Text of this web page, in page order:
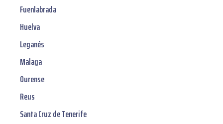
Fuenlabrada
Huelva
Leganés
Malaga
Ourense
Reus
Santa Cruz de Tenerife